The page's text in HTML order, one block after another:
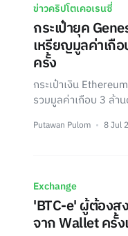
ข่าวคริปโตเคอเรนซี่
กระเป๋ายุค
เหรียญมูลค่าเกื
ครั้ง
กระเป๋าเงิน
รวมมูลค่าเกือบ 3 ล้า
Putawan Pulom 8 Jul
Exchange
'BTC-e' ผู้ต้องส
จาก Wallet ครั้